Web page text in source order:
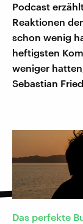
Podcast
Reaktionen
schon wenig
heftigsten
weniger
Sebastian
Das perfekte